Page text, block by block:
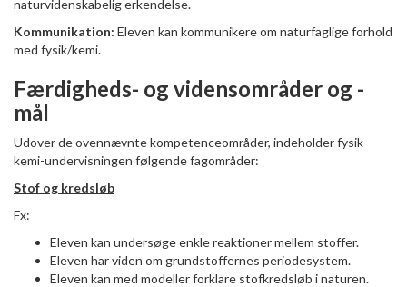
naturvidenskabelig erkendelse.
Kommunikation: Eleven kan kommunikere om naturfaglige forhold
med fysik/kemi.
Færdigheds- og vidensområder og -
mål
Udover de ovennævnte kompetenceområder, indeholder fysik-
kemi-undervisningen følgende fagområder:
Stof og kredsløb
Fx:
Eleven kan undersøge enkle reaktioner mellem stoffer.
Eleven har viden om grundstoffernes periodesystem.
Eleven kan med modeller forklare stofkredsløb i naturen.